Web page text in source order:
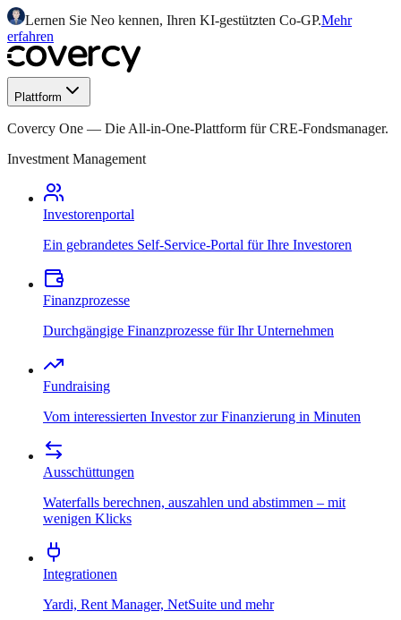
Lernen Sie Neo kennen, Ihren KI-gestützten Co-GP.Mehr
erfahren
Plattform
Covercy One — Die All-in-One-Plattform für CRE-Fondsmanager.
Investment Management
Investorenportal
Ein gebrandetes Self-Service-Portal für Ihre Investoren
Finanzprozesse
Durchgängige Finanzprozesse für Ihr Unternehmen
Fundraising
Vom interessierten Investor zur Finanzierung in Minuten
Ausschüttungen
Waterfalls berechnen, auszahlen und abstimmen – mit
wenigen Klicks
Integrationen
Yardi, Rent Manager, NetSuite und mehr